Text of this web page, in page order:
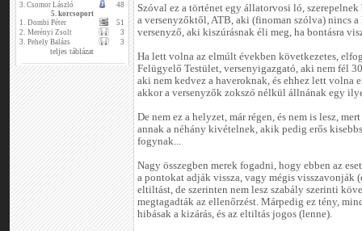
3. Csomor László
48
5. korcsoport
1. Dombi Péter
51
2. Merényi Zsolt
3
3. Pehely Balázs 3
teljes táblázat
Szóval ez a történet egy állatorvosi ló,
a versenyzőktől, ATB, aki (finoman szólva) nincs a
versenyző, aki kiszúrásnak éli meg, ha bontásra
Ha lett volna az elmúlt években következetes,
Felügyelő Testület, versenyigazgató, aki nem fél
aki nem kedvez a haveroknak, és ehhez lett volna
akkor a versenyzők zokszó nélkül állnának egy
De nem ez a helyzet, már régen, és nem is lesz,
annak a néhány kivételnek, akik pedig erős
fogynak...
Nagy összegben merek fogadni, hogy ebben az
a pontokat adják vissza, vagy mégis visszavonják
eltiltást, de szerinten nem lesz szabály szerinti
megtagadták az ellenőrzést. Márpedig ez tény,
hibásak a kizárás, és az eltiltás jogos (lenne).